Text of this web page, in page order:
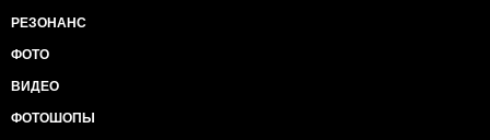
РЕЗОНАНС
ФОТО
ВИДЕО
ФОТОШОПЫ